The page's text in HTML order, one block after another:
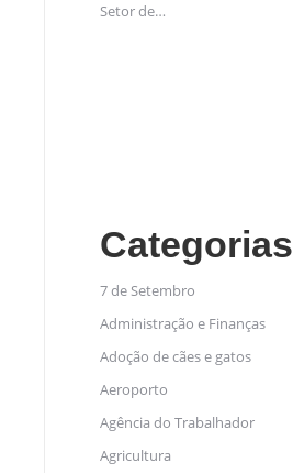
Setor de…
Categorias
7 de Setembro
Administração e Finanças
Adoção de cães e gatos
Aeroporto
Agência do Trabalhador
Agricultura